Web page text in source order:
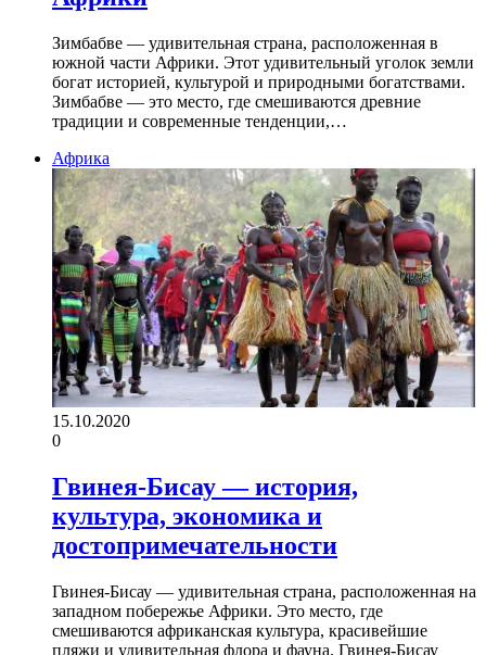
Зимбабве — удивительная страна, расположенная в
южной части Африки. Этот удивительный уголок земли
богат историей, культурой и природными богатствами.
Зимбабве — это место, где смешиваются древние
традиции и современные тенденции,…
Африка
15.10.2020
0
Гвинея-Бисау — история,
культура, экономика и
достопримечательности
Гвинея-Бисау — удивительная страна, расположенная на
западном побережье Африки. Это место, где
смешиваются африканская культура, красивейшие
пляжи и удивительная флора и фауна. Гвинея-Бисау